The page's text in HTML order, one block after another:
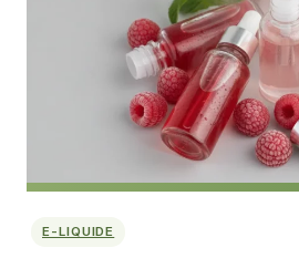
E-LIQUIDE